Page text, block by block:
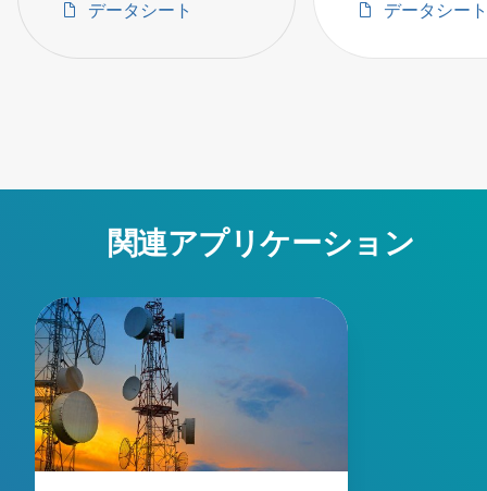
データシート
データシート
関連アプリケーション